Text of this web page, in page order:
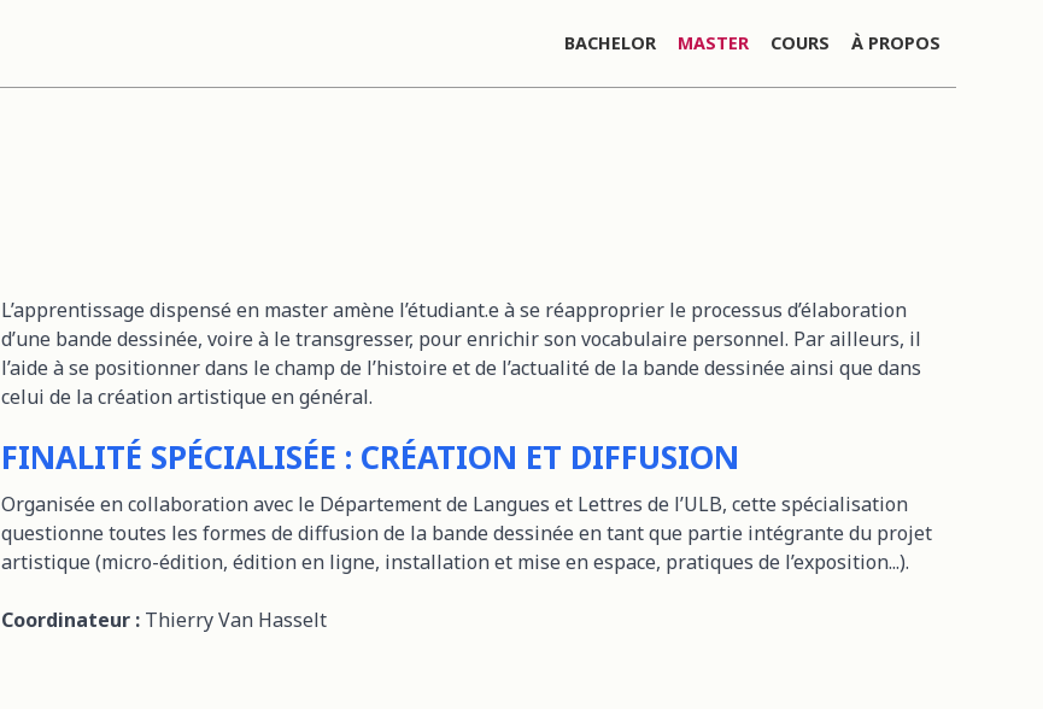
BACHELOR MASTER COURS À PROPOS
L’apprentissage dispensé en master amène l’étudiant.e à se réapproprier le processus d’élaboration
d’une bande dessinée, voire à le transgresser, pour enrichir son vocabulaire personnel. Par ailleurs, il
l’aide à se positionner dans le champ de l’histoire et de l’actualité de la bande dessinée ainsi que dans
celui de la création artistique en général.
FINALITÉ SPÉCIALISÉE : CRÉATION ET DIFFUSION
Organisée en collaboration avec le Département de Langues et Lettres de l’ULB, cette spécialisation
questionne toutes les formes de diffusion de la bande dessinée en tant que partie intégrante du projet
artistique (micro-édition, édition en ligne, installation et mise en espace, pratiques de l’exposition...).
Coordinateur : Thierry Van Hasselt